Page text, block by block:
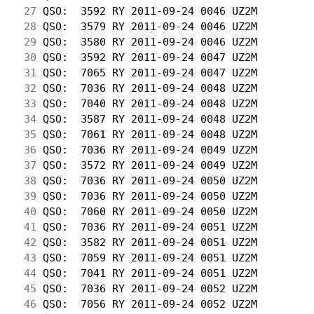
27 QSO:  3592 RY 2011-09-24 0046 UZ2M
28 QSO:  3579 RY 2011-09-24 0046 UZ2M
29 QSO:  3580 RY 2011-09-24 0046 UZ2M
30 QSO:  3592 RY 2011-09-24 0047 UZ2M
31 QSO:  7065 RY 2011-09-24 0047 UZ2M
32 QSO:  7036 RY 2011-09-24 0048 UZ2M
33 QSO:  7040 RY 2011-09-24 0048 UZ2M
34 QSO:  3587 RY 2011-09-24 0048 UZ2M
35 QSO:  7061 RY 2011-09-24 0048 UZ2M
36 QSO:  7036 RY 2011-09-24 0049 UZ2M
37 QSO:  3572 RY 2011-09-24 0049 UZ2M
38 QSO:  7036 RY 2011-09-24 0050 UZ2M
39 QSO:  7036 RY 2011-09-24 0050 UZ2M
40 QSO:  7060 RY 2011-09-24 0050 UZ2M
41 QSO:  7036 RY 2011-09-24 0051 UZ2M
42 QSO:  3582 RY 2011-09-24 0051 UZ2M
43 QSO:  7059 RY 2011-09-24 0051 UZ2M
44 QSO:  7041 RY 2011-09-24 0051 UZ2M
45 QSO:  7036 RY 2011-09-24 0052 UZ2M
46 QSO:  7056 RY 2011-09-24 0052 UZ2M